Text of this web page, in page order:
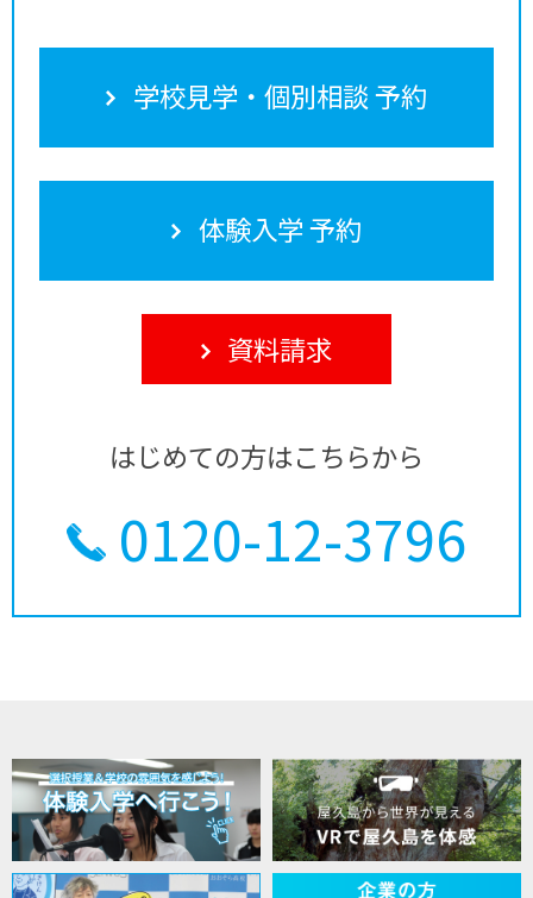
学校見学・個別相談 予約
体験入学 予約
資料請求
はじめての方はこちらから
0120-12-3796